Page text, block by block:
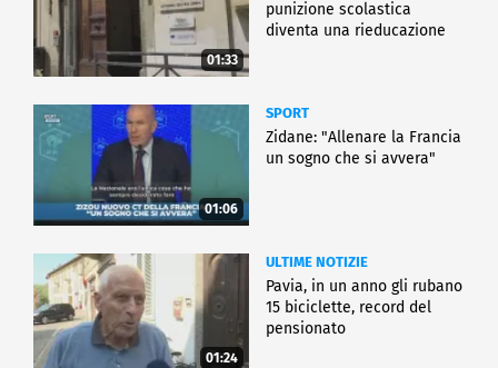
01:33
punizione scolastica
diventa una rieducazione
01:06
SPORT
Zidane: "Allenare la Francia
un sogno che si avvera"
01:24
ULTIME NOTIZIE
Pavia, in un anno gli rubano
15 biciclette, record del
pensionato